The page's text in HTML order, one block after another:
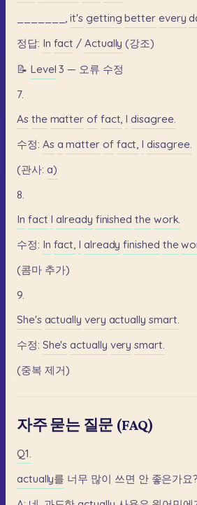
_______, it's getting better every
정답: In fact / Actually (강조)
📝 Level 3 — 오류 수정
7.
As the matter of fact, I disagree.
수정: As a matter of fact, I disagree.
(관사: a)
8.
In fact I already finished the work.
수정: In fact, I already finished the
(콤마 추가)
9.
She's actually very actually smart.
수정: She's actually very smart.
(중복 제거)
자주 묻는 질문 (FAQ)
Q1.
actually를 너무 많이 쓰면 안 좋은가요?